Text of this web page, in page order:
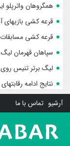
همگروهان واترپلو
قرعه کشی بازیهای
قرعه کشی مسابقات
سپاهان قهرمان لیگ
لیگ برتر تنیس روی میز
نتایج ادامه رقابتهای
تماس با ما